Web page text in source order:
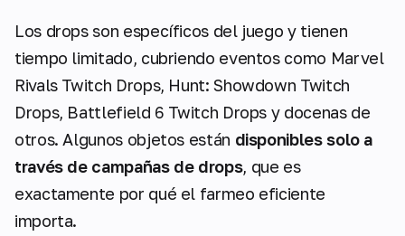
Los drops son específicos del juego y tienen
tiempo limitado, cubriendo eventos como Marvel
Rivals Twitch Drops, Hunt: Showdown Twitch
Drops, Battlefield 6 Twitch Drops y docenas de
otros. Algunos objetos están disponibles solo a
través de campañas de drops, que es
exactamente por qué el farmeo eficiente
importa.